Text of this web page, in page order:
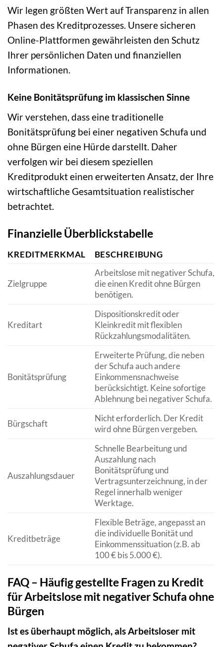
Wir legen größten Wert auf Transparenz in allen
Phasen des Kreditprozesses. Unsere sicheren
Online-Plattformen gewährleisten den Schutz
Ihrer persönlichen Daten und finanziellen
Informationen.
Keine Bonitätsprüfung im klassischen Sinne
Wir verstehen, dass eine traditionelle
Bonitätsprüfung bei einer negativen Schufa und
ohne Bürgen eine Hürde darstellt. Daher
verfolgen wir bei diesem speziellen
Kreditprodukt einen erweiterten Ansatz, der Ihre
wirtschaftliche Gesamtsituation realistischer
betrachtet.
Finanzielle Überblickstabelle
KREDITMERKMAL BESCHREIBUNG
Zielgruppe
Arbeitslose mit negativer Schufa,
die einen Kredit ohne Bürgen
benötigen.
Kreditart
Dispositionskredit oder
Kleinkredit mit flexiblen
Rückzahlungsmodalitäten.
Bonitätsprüfung
Erweiterte Prüfung, die neben
der Schufa auch andere
Einkommensnachweise
berücksichtigt. Keine sofortige
Ablehnung bei negativer Schufa.
Bürgschaft
Nicht erforderlich. Der Kredit
wird ohne Bürgen vergeben.
Auszahlungsdauer
Schnelle Bearbeitung und
Auszahlung nach
Bonitätsprüfung und
Vertragsunterzeichnung, in der
Regel innerhalb weniger
Werktage.
Kreditbeträge
Flexible Beträge, angepasst an
die individuelle Bonität und
Einkommenssituation (z.B. ab
100 € bis 5.000 €).
FAQ – Häufig gestellte Fragen zu Kredit
für Arbeitslose mit negativer Schufa ohne
Bürgen
Ist es überhaupt möglich, als Arbeitsloser mit